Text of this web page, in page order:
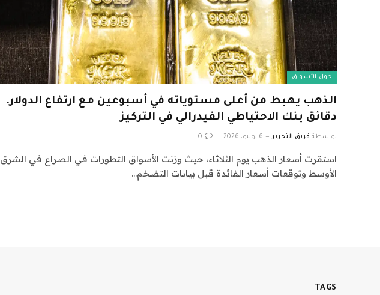
حول الأسواق
الذهب يهبط من أعلى مستوياته في أسبوعين مع ارتفاع الدولار.
دقائق بنك الاحتياطي الفيدرالي في التركيز
بواسطة فريق التحرير 6 يوليو، 2026 0
استقرت أسعار الذهب يوم الثلاثاء، حيث وزنت الأسواق التطورات في الصراع في الشرق
الأوسط وتوقعات أسعار الفائدة قبل بيانات التضخم…
TAGS